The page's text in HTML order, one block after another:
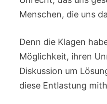
Menschen, die uns
Denn die Klagen
Möglichkeit, ihren
Diskussion um
diese Entlastung